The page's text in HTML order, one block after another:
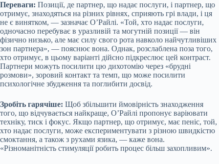
Переваги: Позиції, де партнер, що надає послуги, і партнер, що
отримує, знаходяться на різних рівнях, сприяють грі влади, і ця
не є винятком, — зазначає О’Райлі. «Той, хто надає послуги,
одночасно перебуває в уразливій та могутній позиції — він
фізично низько, але має силу свого рота навколо найчутливіших
зон партнера», — пояснює вона. Однак, розслаблена поза того,
хто отримує, в цьому варіанті дійсно підкреслює цей контраст.
Партнери можуть посилити цю дихотомію через «брудні
розмови», зоровий контакт та темп, що може посилити
психологічне збудження та поглибити досвід.
Зробіть гарячіше: Щоб збільшити ймовірність знаходження
того, що відчувається найкраще, О’Райлі пропонує варіювати
техніку, тиск і фокус. Якщо партнер, що отримує, має пеніс, той,
хто надає послуги, може експериментувати з різною швидкістю
смоктання, а також з рухами язика, — каже вона.
«Різноманітність стимуляції робить процес більш захопливим».